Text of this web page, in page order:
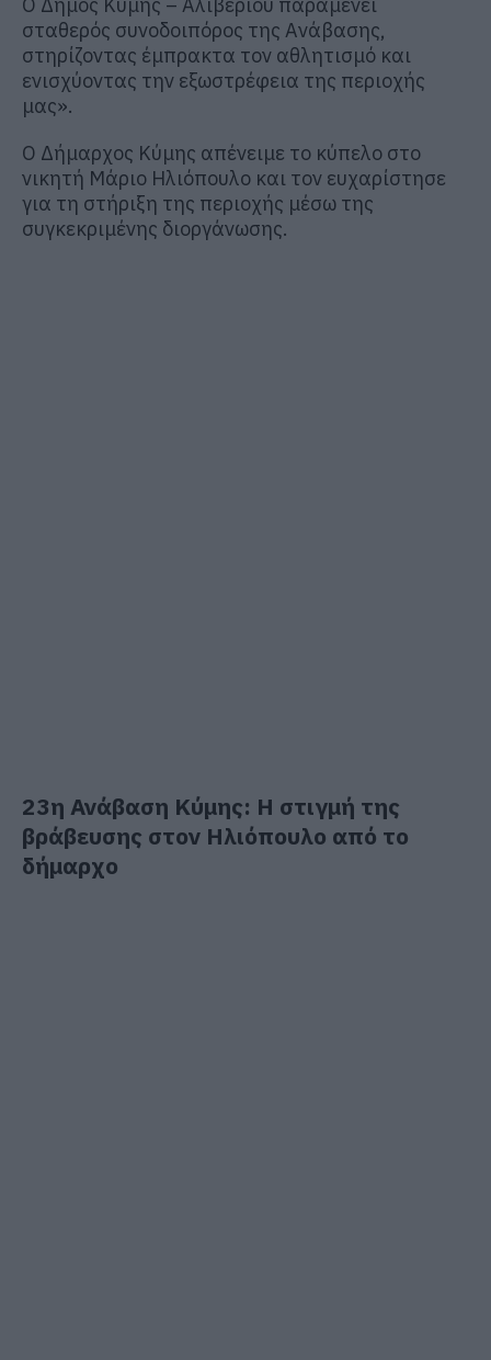
σταθερός συνοδοιπόρος της Ανάβασης,
στηρίζοντας έμπρακτα τον αθλητισμό και
ενισχύοντας την εξωστρέφεια της περιοχής
μας».
Ο Δήμαρχος Κύμης απένειμε το κύπελο στο
νικητή Μάριο Ηλιόπουλο και τον ευχαρίστησε
για τη στήριξη της περιοχής μέσω της
συγκεκριμένης διοργάνωσης.
23η Ανάβαση Κύμης: Η στιγμή της
βράβευσης στον Ηλιόπουλο από το
δήμαρχο